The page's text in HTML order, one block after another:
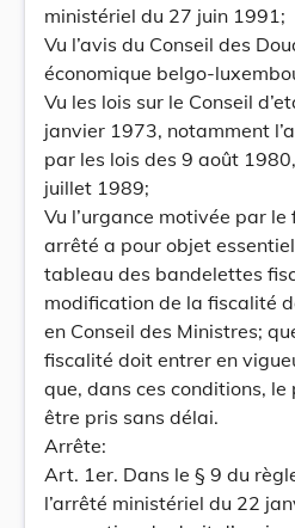
ministériel du 27 juin 1991;
Vu l’avis du Conseil des
économique belgo-
Vu les lois sur le Conseil
janvier 1973, notamment
par les lois des 9 août
juillet 1989;
Vu l’urgance motivée par
arrêté a pour objet
tableau des bandelettes
modification de la fiscalité
en Conseil des Ministres;
fiscalité doit entrer en
que, dans ces conditions,
être pris sans délai.
Arrête:
Art. 1er. Dans le § 9 du
l’arrêté ministériel du 22